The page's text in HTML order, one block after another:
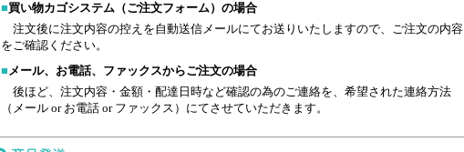
■買い物カゴシステム（ご注文フォーム）の場合
注文後に注文内容の控えを自動送信メールにてお送りいたしますので、ご注文の内容
をご確認ください。
■メール、お電話、ファックスからご注文の場合
後ほど、注文内容・金額・配達日時など確認の為のご連絡を、希望された連絡方法
（メール or お電話 or ファックス）にてさせていただきます。